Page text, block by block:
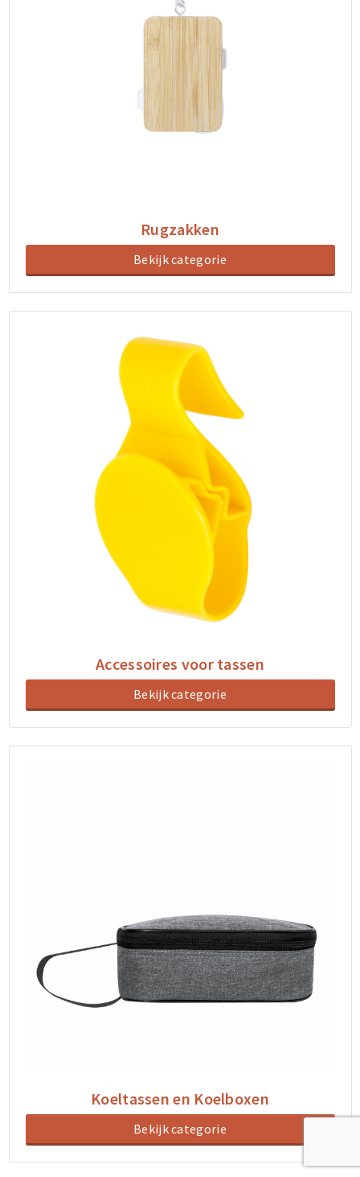
Rugzakken
Bekijk categorie
Accessoires voor tassen
Bekijk categorie
Koeltassen en Koelboxen
Bekijk categorie